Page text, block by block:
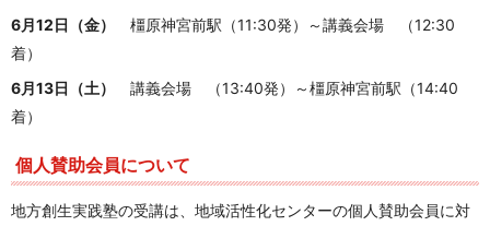
6月12日（金）
橿原神宮前駅（11:30発）～講義会場 （12:30
着）
6月13日（土）
講義会場 （13:40発）～橿原神宮前駅（14:40
着）
個人賛助会員について
地方創生実践塾の受講は、地域活性化センターの個人賛助会員に対